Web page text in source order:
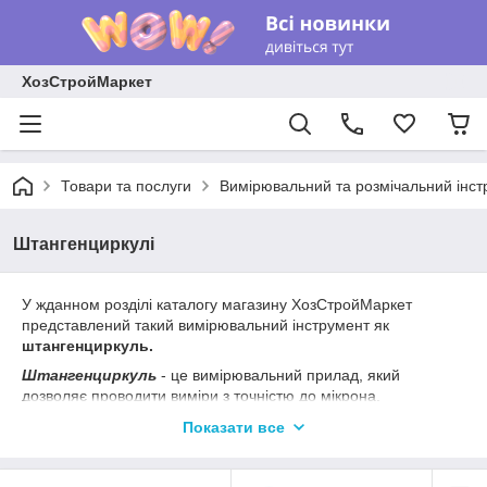
ХозСтройМаркет
Товари та послуги Вимірювальний та розмічальний
Штангенциркулі
У жданном розділі каталогу магазину ХозСтройМаркет
представлений такий вимірювальний інструмент як
штангенциркуль.
Штангенциркуль - це вимірювальний прилад, який
дозволяє проводити виміри з точністю до мікрона.
За допомогою штангенциркуля можна вимірювати зовнішні
Штангенциркулі розрізняються за такими характеристиками:
Показати все